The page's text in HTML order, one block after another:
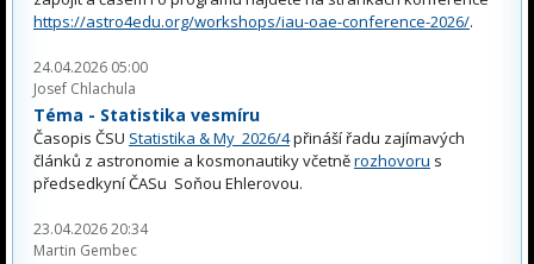
https://astro4edu.org/workshops/iau-oae-conference-2026/.
24.04.2026 05:00
Josef Chlachula
Téma - Statistika vesmíru
Časopis ČSU Statistika & My 2026/4přináší řadu zajímavých
článků z astronomie a kosmonautiky včetněrozhovoru s
předsedkyní ČASu Soňou Ehlerovou.
23.04.2026 20:34
Martin Gembec